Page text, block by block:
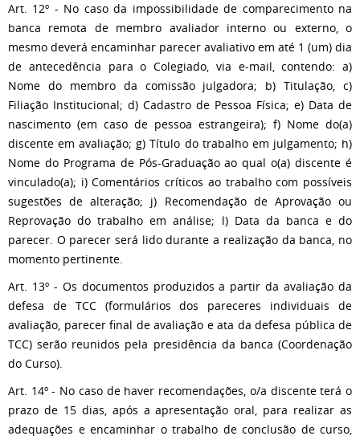
Art. 12º - No caso da impossibilidade de comparecimento na
banca remota de membro avaliador interno ou externo, o
mesmo deverá encaminhar parecer avaliativo em até 1 (um) dia
de antecedência para o Colegiado, via e-mail, contendo: a)
Nome do membro da comissão julgadora; b) Titulação, c)
Filiação Institucional; d) Cadastro de Pessoa Física; e) Data de
nascimento (em caso de pessoa estrangeira); f) Nome do(a)
discente em avaliação; g) Título do trabalho em julgamento; h)
Nome do Programa de Pós-Graduação ao qual o(a) discente é
vinculado(a); i) Comentários críticos ao trabalho com possíveis
sugestões de alteração; j) Recomendação de Aprovação ou
Reprovação do trabalho em análise; l) Data da banca e do
parecer. O parecer será lido durante a realização da banca, no
momento pertinente.
Art. 13º - Os documentos produzidos a partir da avaliação da
defesa de TCC (formulários dos pareceres individuais de
avaliação, parecer final de avaliação e ata da defesa pública de
TCC) serão reunidos pela presidência da banca (Coordenação
do Curso).
Art. 14º - No caso de haver recomendações, o/a discente terá o
prazo de 15 dias, após a apresentação oral, para realizar as
adequações e encaminhar o trabalho de conclusão de curso,